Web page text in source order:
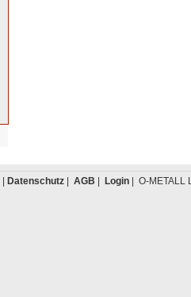
Datenschutz| AGB Login| O-METALL